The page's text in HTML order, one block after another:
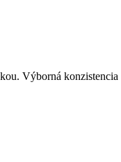
Výborná konzistencia